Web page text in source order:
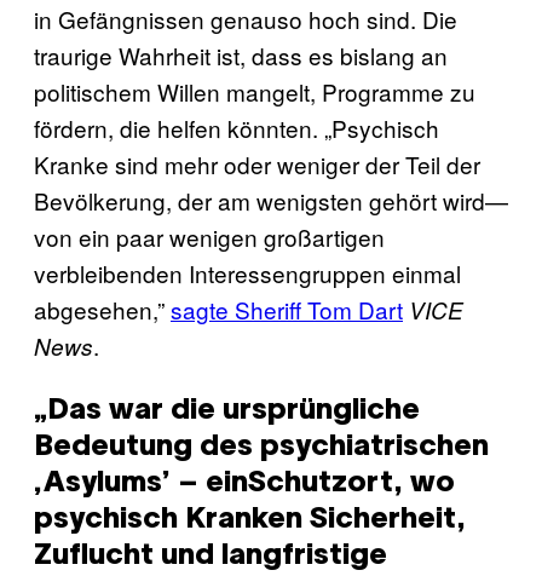
in Gefängnissen genauso hoch sind. Die
traurige Wahrheit ist, dass es bislang an
politischem Willen mangelt, Programme zu
fördern, die helfen könnten. „Psychisch
Kranke sind mehr oder weniger der Teil der
Bevölkerung, der am wenigsten gehört wird—
von ein paar wenigen großartigen
verbleibenden Interessengruppen einmal
abgesehen,”sagte Sheriff Tom Dart VICE
News.
„Das war die ursprüngliche
Bedeutung des psychiatrischen
‚Asylums’ – einSchutzort, wo
psychisch Kranken Sicherheit,
Zuflucht und langfristige